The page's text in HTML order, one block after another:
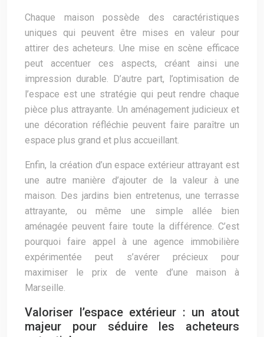
Chaque maison possède des caractéristiques
uniques qui peuvent être mises en valeur pour
attirer des acheteurs. Une mise en scène efficace
peut accentuer ces aspects, créant ainsi une
impression durable. D’autre part, l’optimisation de
l’espace est une stratégie qui peut rendre chaque
pièce plus attrayante. Un aménagement judicieux et
une décoration réfléchie peuvent faire paraître un
espace plus grand et plus accueillant.
Enfin, la création d’un espace extérieur attrayant est
une autre manière d’ajouter de la valeur à une
maison. Des jardins bien entretenus, une terrasse
attrayante, ou même une simple allée bien
aménagée peuvent faire toute la différence. C’est
pourquoi faire appel à une agence immobilière
expérimentée peut s’avérer précieux pour
maximiser le prix de vente d’une maison à
Marseille.
Valoriser l’espace extérieur : un atout
majeur pour séduire les acheteurs